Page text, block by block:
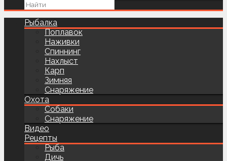
Рыбалка
Поплавок
Наживки
Спиннинг
Нахлыст
Карп
Зимняя
Снаряжение
Охота
Собаки
Снаряжение
Видео
Рецепты
Рыба
Дичь